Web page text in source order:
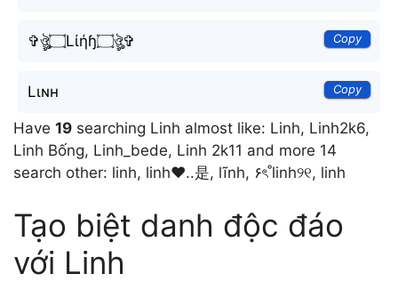
✞ঔৣ۝Lίήɧ۝ঔৣ✞ Copy
Lιɴн Copy
Have 19 searching Linh almost like: Linh, Linh2k6,
Linh Bống, Linh_bede, Linh 2k11 and more 14
search other: linh, linh❤️..是, lĩnh, ۶ৎ˚linh୨୧, linh
Tạo biệt danh độc đáo
với Linh